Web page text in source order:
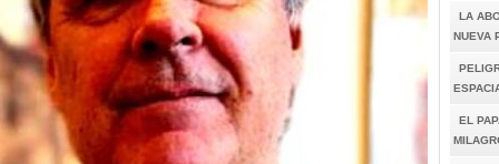
LA
NUEVA
EL